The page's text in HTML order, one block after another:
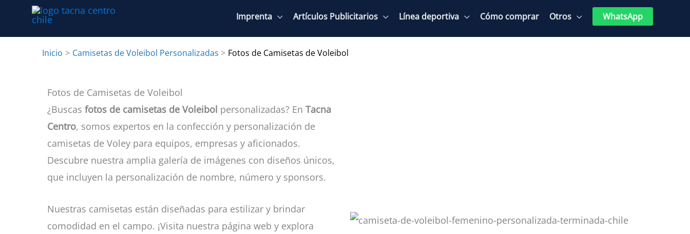
Imprenta Artículos Publicitarios Línea deportiva Cómo comprar Otros WhatsApp
Inicio Camisetas de Voleibol Personalizadas Fotos de Camisetas de Voleibol
Fotos de Camisetas de Voleibol
¿Buscas fotos de camisetas de Voleibol personalizadas? En Tacna
Centro, somos expertos en la confección y personalización de
camisetas de Voley para equipos, empresas y aficionados.
Descubre nuestra amplia galería de imágenes con diseños únicos,
que incluyen la personalización de nombre, número y sponsors.
Nuestras camisetas están diseñadas para estilizar y brindar
comodidad en el campo. ¡Visita nuestra página web y explora